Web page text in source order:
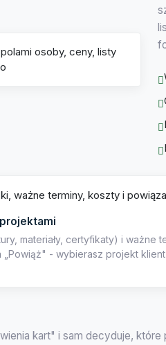
materiały, certyfikaty) i
„Powiąż" - wybierasz projekt
kart" i sam decyduje, które